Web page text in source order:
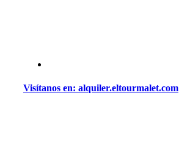
Visítanos en: alquiler.eltourmalet.com